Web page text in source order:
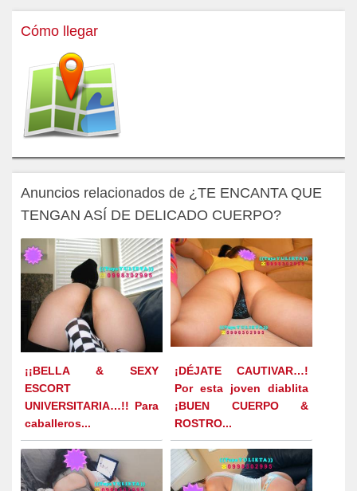
Cómo llegar
Anuncios relacionados de ¿TE ENCANTA QUE
TENGAN ASÍ DE DELICADO CUERPO?
¡¡BELLA & SEXY
ESCORT
UNIVERSITARIA…!! Para
caballeros...
¡DÉJATE CAUTIVAR…!
Por esta joven diablita
¡BUEN CUERPO &
ROSTRO...